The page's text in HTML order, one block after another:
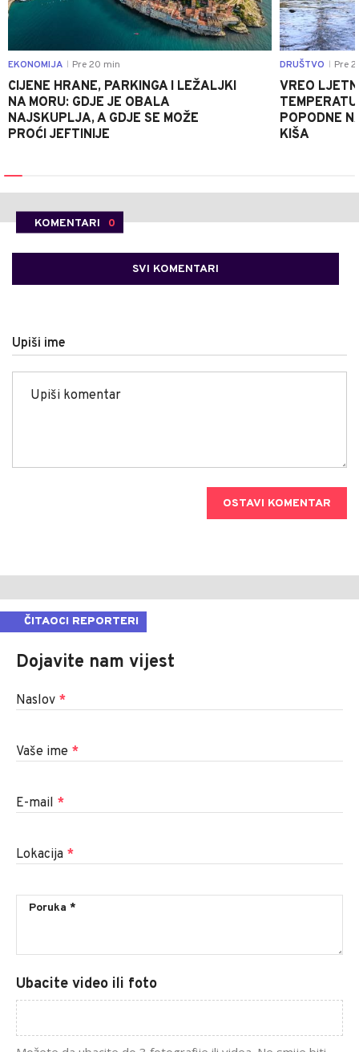
EKONOMIJA Pre 20 min
CIJENE HRANE, PARKINGA I LEŽALJKI
NA MORU: GDJE JE OBALA
NAJSKUPLJA, A GDJE SE MOŽE
PROĆI JEFTINIJE
DRUŠTVO Pre
VREO
POPODNE
KIŠA
KOMENTARI 0
SVI KOMENTARI
Upiši ime
OSTAVI KOMENTAR
ČITAOCI REPORTERI
Dojavite nam vijest
Naslov *
Vaše ime *
E-mail *
Lokacija *
Ubacite video ili foto